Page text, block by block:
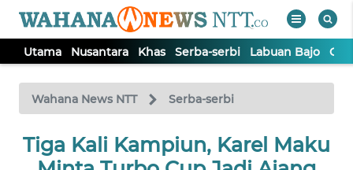
Utama Nusantara Khas Serba-serbi Labuan Bajo
Wahana News NTT Serba-serbi
Tiga Kali Kampiun, Karel Maku
TV
Tutup
UTAMA